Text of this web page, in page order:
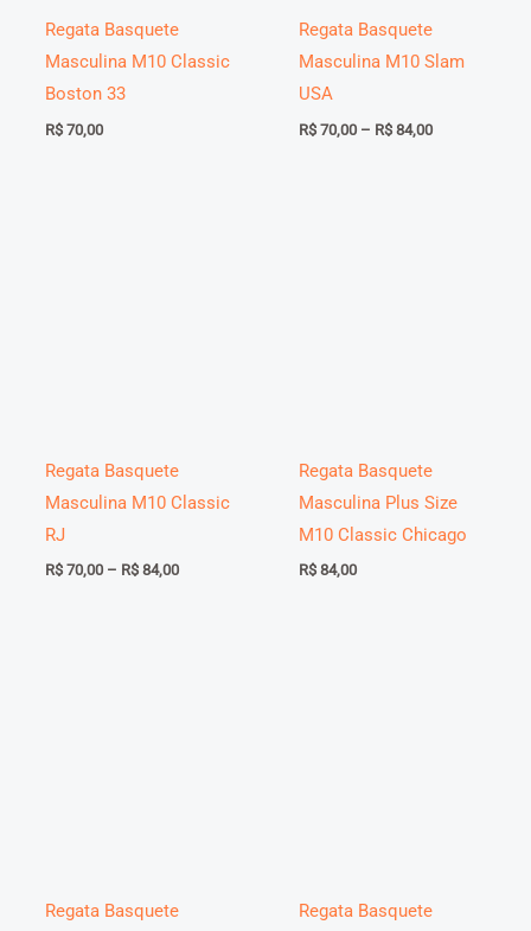
Regata Basquete
Masculina M10 Classic
Boston 33
R$70,00
Regata Basquete
Masculina M10 Slam
USA
R$70,00 – R$84,00Faixa
Regata Basquete
Masculina M10 Classic
RJ
R$70,00 – R$84,00Faixa
Regata Basquete
Masculina Plus Size
M10 Classic Chicago
R$84,00
Regata Basquete
Regata Basquete